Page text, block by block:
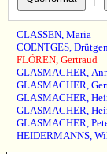
CLASSEN,Maria
COENTGES,
FLÖREN,Gertraud
GLASMACHER,
GLASMACHER,
GLASMACHER,
GLASMACHER,
GLASMACHER,
HEIDERMANNS,